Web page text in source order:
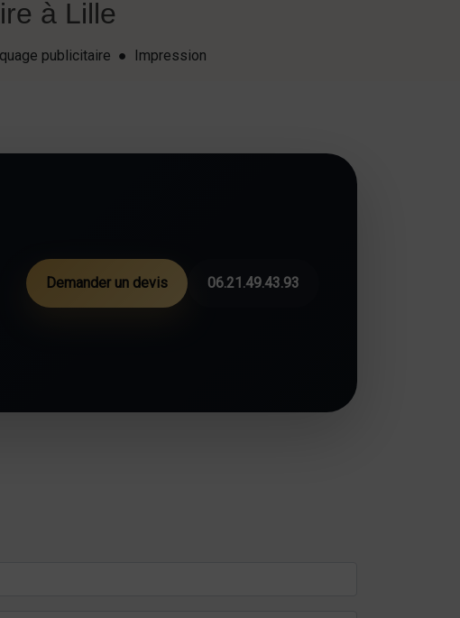
à Lille
publicitaire ● Impression
Demander un devis 06.21.49.43.93